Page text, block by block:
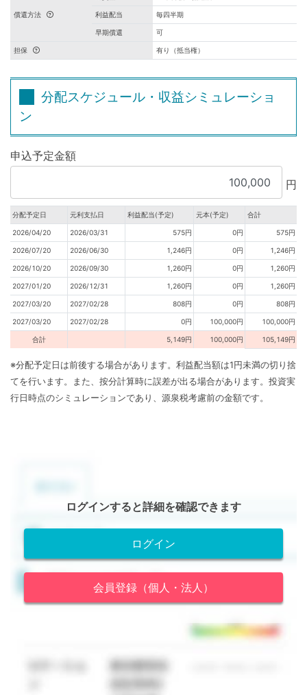
償還方法 利益配当 毎四半期
早期償還 可
担保 有り（抵当権）
分配スケジュール・収益シミュレーショ
ン
申込予定金額
円
分配予定日 元利支払日 利益配当(予定) 元本(予定) 合計
2026/04/20 2026/03/31 575円 0円 575円
2026/07/20 2026/06/30 1,246円 0円 1,246円
2026/10/20 2026/09/30 1,260円 0円 1,260円
2027/01/20 2026/12/31 1,260円 0円 1,260円
2027/03/20 2027/02/28 808円 0円 808円
2027/03/20 2027/02/28 0円 100,000円 100,000円
合計 5,149円 100,000円 105,149円
※分配予定日は前後する場合があります。利益配当額は1円未満の切り捨
てを行います。また、按分計算時に誤差が出る場合があります。投資実
行日時点のシミュレーションであり、源泉税考慮前の金額です。
ログインすると詳細を確認できます
ログイン
会員登録（個人・法人）